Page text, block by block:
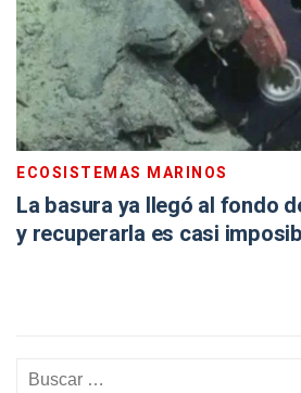
ECOSISTEMAS MARINOS
La basura ya llegó al fondo
y recuperarla es casi